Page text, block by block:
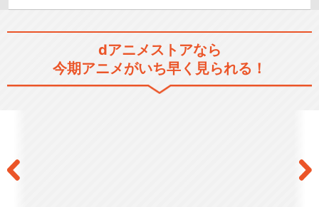
倒的な戦闘力をほこるゼントラーディ軍からの攻撃を逃れるため、宇宙
能は、フォールドの失敗という形で表れてくる。発進の際に収容した5万
6千の一般市民を抱え込んだまま、マクロスは太陽系の外周部へと…。し
かも、強大なゼントラーディ軍の魔の手はマクロスにものびてきた。か
くして地球の安否も知れぬままに、マクロスの長く苦しい地球への帰還
の旅は開始された。
シリーズ／関連のアニメ作品
dアニメストアなら
今期アニメがいち早く見られる！